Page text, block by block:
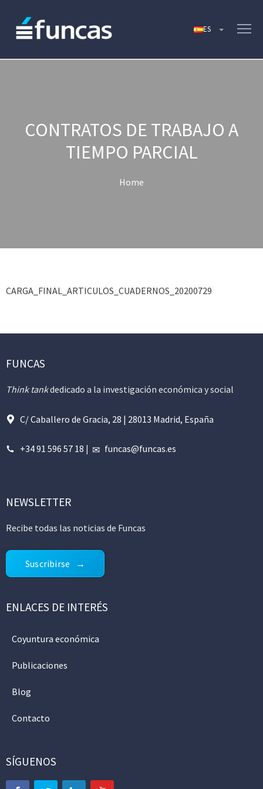
CONTRATOS DE TRABAJO A
TIEMPO PARCIAL
Home
CARGA_FINAL_ARTICULOS_CUADERNOS_20200729
FUNCAS
Think tankdedicado a la investigación económica y social
C/ Caballero de Gracia, 28 | 28013 Madrid, España
+34 91 596 57 18 | funcas@funcas.es
NEWSLETTER
Recibe todas las noticias de Funcas
Suscribirse
ENLACES DE INTERÉS
Coyuntura económica
Publicaciones
Blog
Contacto
SÍGUENOS